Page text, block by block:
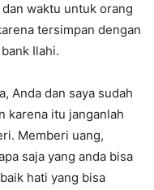
waktu untuk orang
tersimpan dengan
Ilahi.
Anda dan saya sudah
karena itu janganlah
Memberi uang,
saja yang anda bisa
hati yang bisa